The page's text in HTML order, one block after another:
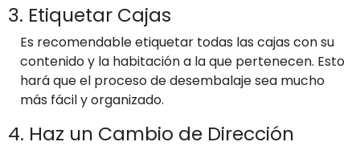
3. Etiquetar Cajas
Es recomendable etiquetar todas las cajas con su
contenido y la habitación a la que pertenecen. Esto
hará que el proceso de desembalaje sea mucho
más fácil y organizado.
4. Haz un Cambio de Dirección